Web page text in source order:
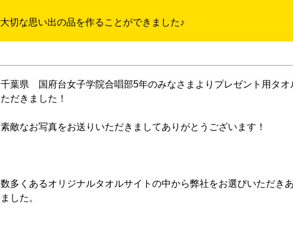
大切な思い出の品を作ることができました♪
千葉県 国府台女子学院合唱部5年のみなさまよりプレゼント用タオ
ただきました！
素敵なお写真をお送りいただきましてありがとうございます！
数多くあるオリジナルタオルサイトの中から弊社をお選びいただき
ました。